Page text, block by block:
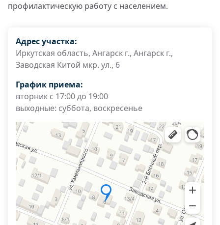
профилактическую работу с населением.
Адрес участка:
Иркутская область, Ангарск г., Ангарск г.,
Заводская Китой мкр. ул., 6
График приема:
вторник с 17:00 до 19:00
выходные: суббота, воскресенье